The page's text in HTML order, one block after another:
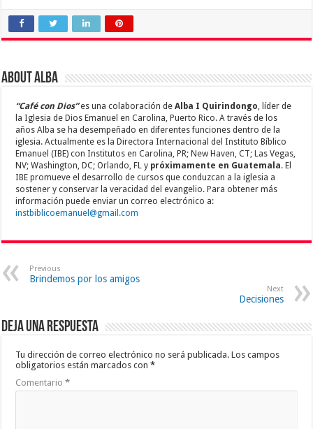
About Alba
“Café con Dios”es una colaboración deAlba I Quirindongo , líder de
la Iglesia de Dios Emanuel en Carolina, Puerto Rico. A través de los
años Alba se ha desempeñado en diferentes funciones dentro de la
iglesia. Actualmente es la Directora Internacional del Instituto Bíblico
Emanuel (IBE) con Institutos en Carolina, PR; New Haven, CT; Las Vegas,
NV; Washington, DC; Orlando, FL y próximamente en Guatemala. El
IBE promueve el desarrollo de cursos que conduzcan a la iglesia a
sostener y conservar la veracidad del evangelio. Para obtener más
información puede enviar un correo electrónico a:
instbiblicoemanuel@gmail.com
Previous
Brindemos por los amigos
Next
Decisiones
Deja una respuesta
Tu dirección de correo electrónico no será publicada. Los campos
obligatorios están marcados con*
Comentario*